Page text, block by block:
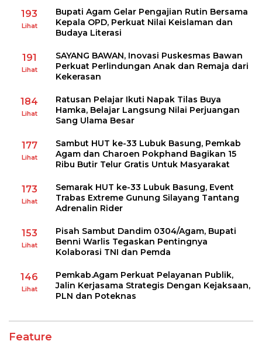
193
Lihat
Bupati Agam Gelar Pengajian Rutin Bersama
Kepala OPD, Perkuat Nilai Keislaman dan
Budaya Literasi
191
Lihat
SAYANG BAWAN, Inovasi Puskesmas Bawan
Perkuat Perlindungan Anak dan Remaja dari
Kekerasan
184
Lihat
Ratusan Pelajar Ikuti Napak Tilas Buya
Hamka, Belajar Langsung Nilai Perjuangan
Sang Ulama Besar
177
Lihat
Sambut HUT ke-33 Lubuk Basung, Pemkab
Agam dan Charoen Pokphand Bagikan 15
Ribu Butir Telur Gratis Untuk Masyarakat
173
Lihat
Semarak HUT ke-33 Lubuk Basung, Event
Trabas Extreme Gunung Silayang Tantang
Adrenalin Rider
153
Lihat
Pisah Sambut Dandim 0304/Agam, Bupati
Benni Warlis Tegaskan Pentingnya
Kolaborasi TNI dan Pemda
146
Lihat
Pemkab.Agam Perkuat Pelayanan Publik,
Jalin Kerjasama Strategis Dengan Kejaksaan,
PLN dan Poteknas
Feature